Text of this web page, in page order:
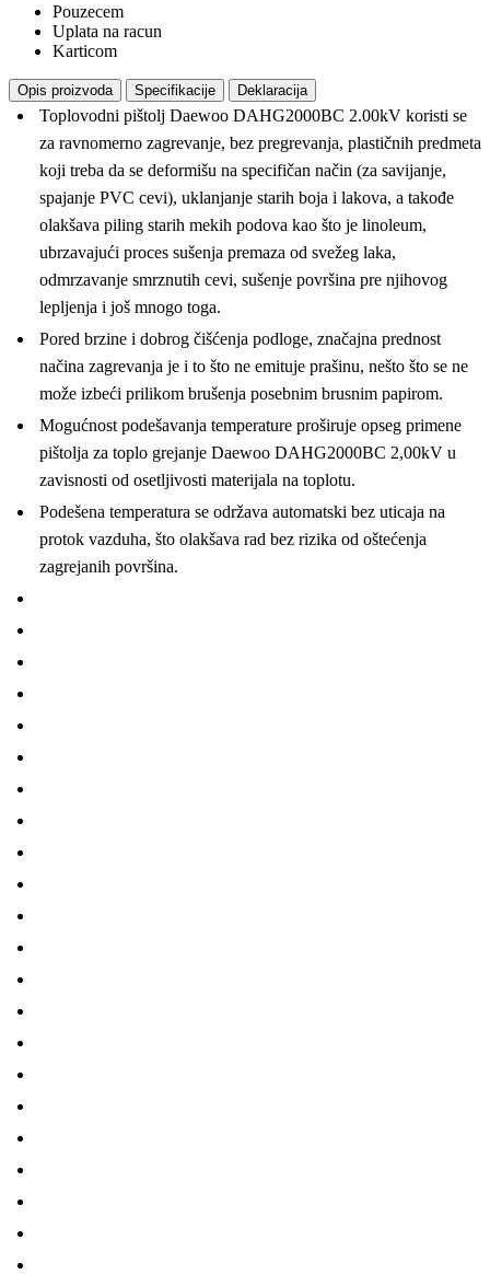
Pouzecem
Uplata na racun
Karticom
Opis proizvoda Specifikacije Deklaracija
Toplovodni pištolj Daewoo DAHG2000BC 2.00kV koristi se
za ravnomerno zagrevanje, bez pregrevanja, plastičnih predmeta
koji treba da se deformišu na specifičan način (za savijanje,
spajanje PVC cevi), uklanjanje starih boja i lakova, a takođe
olakšava piling starih mekih podova kao što je linoleum,
ubrzavajući proces sušenja premaza od svežeg laka,
odmrzavanje smrznutih cevi, sušenje površina pre njihovog
lepljenja i još mnogo toga.
Pored brzine i dobrog čišćenja podloge, značajna prednost
načina zagrevanja je i to što ne emituje prašinu, nešto što se ne
može izbeći prilikom brušenja posebnim brusnim papirom.
Mogućnost podešavanja temperature proširuje opseg primene
pištolja za toplo grejanje Daewoo DAHG2000BC 2,00kV u
zavisnosti od osetljivosti materijala na toplotu.
Podešena temperatura se održava automatski bez uticaja na
protok vazduha, što olakšava rad bez rizika od oštećenja
zagrejanih površina.